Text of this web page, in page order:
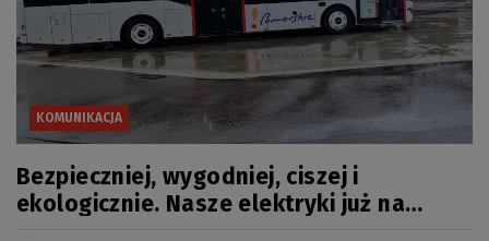
KOMUNIKACJA
Bezpieczniej, wygodniej, ciszej i
ekologicznie. Nasze elektryki już na